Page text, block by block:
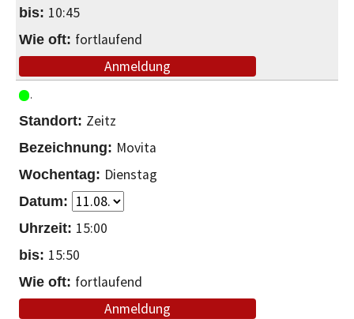
10:45
fortlaufend
Anmeldung
Zeitz
Movita
Dienstag
15:00
15:50
fortlaufend
Anmeldung